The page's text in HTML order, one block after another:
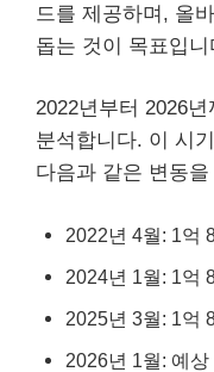
드를 제공하며, 올
돕는 것이 목표입니
2022년부터 2026
분석합니다. 이 시
다음과 같은 변동
2022년 4월: 1억
2024년 1월: 1억
2025년 3월: 1억
2026년 1월: 예